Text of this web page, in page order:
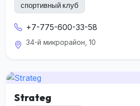
спортивный клуб
+7-775-600-33-58
34-й микрорайон, 10
Strateg